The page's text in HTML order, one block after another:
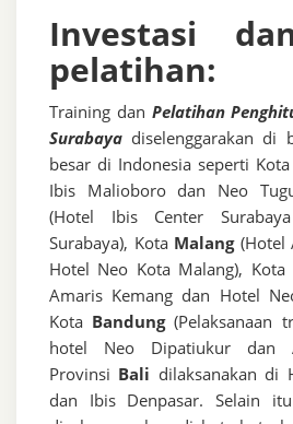
Investasi
pelatihan:
Training dan Pelatihan
Surabaya diselenggarakan di
besar di Indonesia seperti Kota
Ibis Malioboro dan Neo
(Hotel Ibis Center
Surabaya), Kota Malang(Hotel
Hotel Neo Kota Malang), Kota
Amaris Kemang dan Hotel
Kota Bandung(Pelaksanaan
hotel Neo Dipatiukur dan
Provinsi Bali dilaksanakan di
dan Ibis Denpasar. Selain